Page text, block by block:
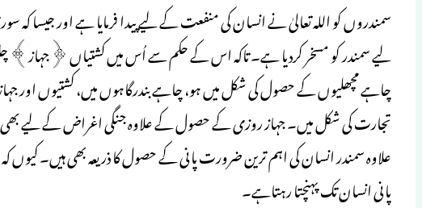
لیے سمندر کو مسخر کردیا ہے۔ تاکہ اس کے حکم سے اُس میں کشتیاں
چاہے مچھلیوں کے حصول کی شکل میں ہو، چاہے بندرگاہوں میں، کشتیوں اور
تجارت کی شکل میں۔ جہاز روزی کے حصول کے علاوہ جنگی اغراض کے لیے
علاوہ سمندر انسان کی اہم ترین ضرورت پانی کے حصول کا ذریعہ بھی ہیں۔ کیوں
پانی انسان تک پہنچتا رہتاہے۔